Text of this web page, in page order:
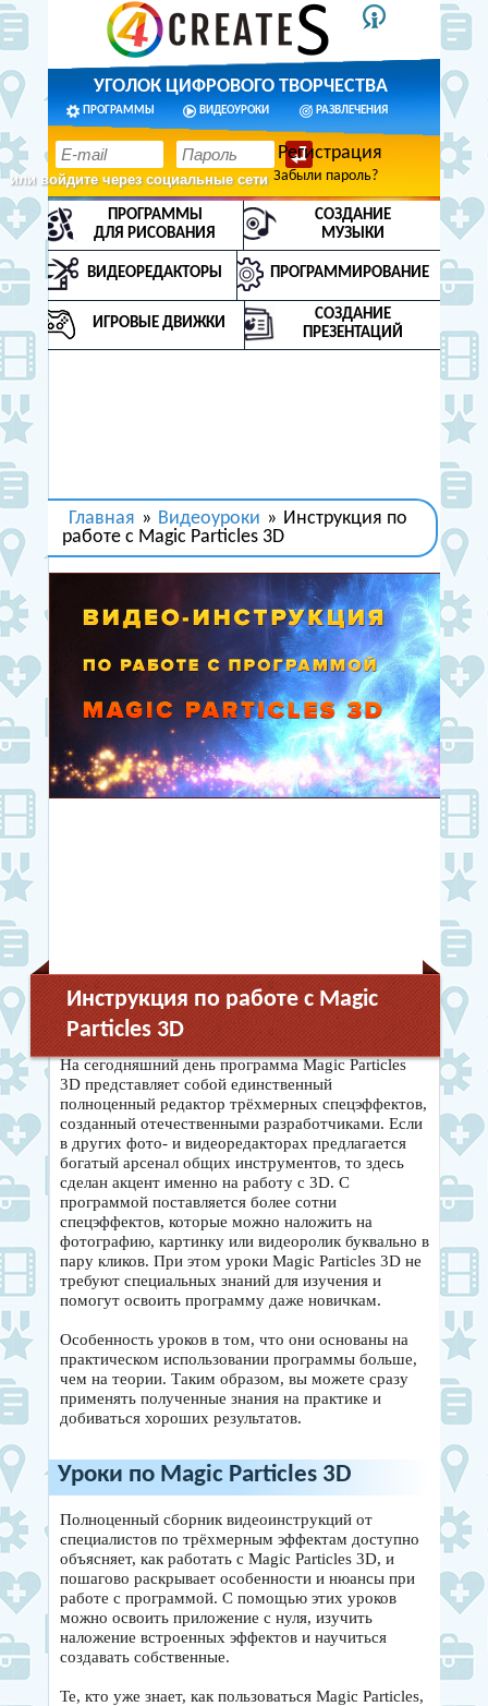
УГОЛОК ЦИФРОВОГО ТВОРЧЕСТВА
ПРОГРАММЫ ВИДЕОУРОКИ РАЗВЛЕЧЕНИЯ
Регистрация
Забыли пароль?
или войдите через социальные сети
ПРОГРАММЫ
ДЛЯ РИСОВАНИЯ
СОЗДАНИЕ
МУЗЫКИ
ВИДЕОРЕДАКТОРЫ ПРОГРАММИРОВАНИЕ
ИГРОВЫЕ ДВИЖКИ
СОЗДАНИЕ
ПРЕЗЕНТАЦИЙ
Главная » Видеоуроки » Инструкция по
работе с Magic Particles 3D
Инструкция по работе с Magic
Particles 3D
На сегодняшний день программа Magic Particles
3D представляет собой единственный
полноценный редактор трёхмерных спецэффектов,
созданный отечественными разработчиками. Если
в других фото- и видеоредакторах предлагается
богатый арсенал общих инструментов, то здесь
сделан акцент именно на работу с 3D. С
программой поставляется более сотни
спецэффектов, которые можно наложить на
фотографию, картинку или видеоролик буквально в
пару кликов. При этом уроки Magic Particles 3D не
требуют специальных знаний для изучения и
помогут освоить программу даже новичкам.
Особенность уроков в том, что они основаны на
практическом использовании программы больше,
чем на теории. Таким образом, вы можете сразу
применять полученные знания на практике и
добиваться хороших результатов.
Уроки по Magic Particles 3D
Полноценный сборник видеоинструкций от
специалистов по трёхмерным эффектам доступно
объясняет, как работать с Magic Particles 3D, и
пошагово раскрывает особенности и нюансы при
работе с программой. С помощью этих уроков
можно освоить приложение с нуля, изучить
наложение встроенных эффектов и научиться
создавать собственные.
Те, кто уже знает, как пользоваться Magic Particles,